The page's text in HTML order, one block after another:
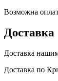
Возможна
Доставка
Доставка
Доставка по